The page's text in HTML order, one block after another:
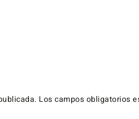
Los campos obligatorios